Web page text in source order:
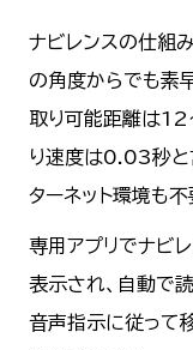
ナビレンスの仕組
の角度からでも素
取り可能距離は12
り速度は0.03秒と
ターネット環境も不
専用アプリでナビ
表示され、自動で
音声指示に従って